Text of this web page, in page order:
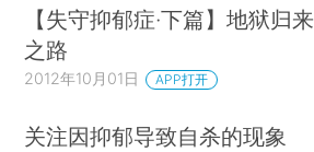
【失守抑郁症·下篇】地狱归来
之路
2012年10月01日 APP打开
关注因抑郁导致自杀的现象